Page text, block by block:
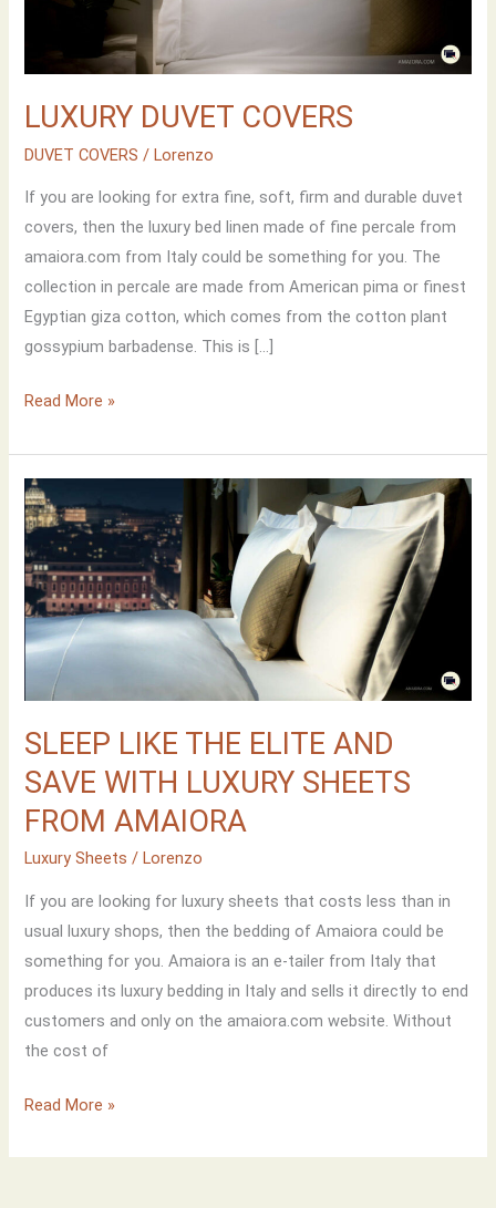
LUXURY DUVET COVERS
DUVET COVERS /Lorenzo
If you are looking for extra fine, soft, firm and durable duvet
covers, then the luxury bed linen made of fine percale from
amaiora.com from Italy could be something for you. The
collection in percale are made from American pima or finest
Egyptian giza cotton, which comes from the cotton plant
gossypium barbadense. This is […]
LUXURY
COVERS
Read More »
SLEEP LIKE THE ELITE AND
SAVE WITH LUXURY SHEETS
FROM AMAIORA
Luxury Sheets /Lorenzo
If you are looking for luxury sheets that costs less than in
usual luxury shops, then the bedding of Amaiora could be
something for you. Amaiora is an e-tailer from Italy that
produces its luxury bedding in Italy and sells it directly to end
customers and only on the amaiora.com website. Without
the cost of
SLEEP
THE
Read More »